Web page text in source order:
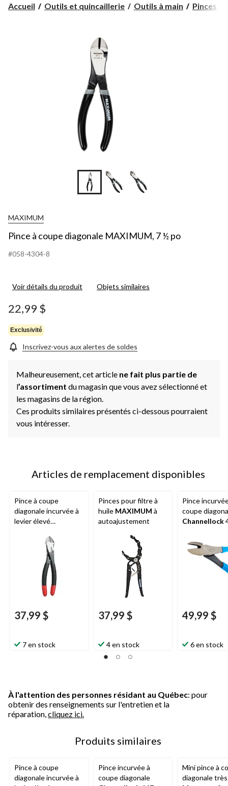
Accueil Outils et quincaillerie Outils à main Pinces
MAXIMUM
Pince à coupe diagonale MAXIMUM, 7 ½ po
#058-4304-8
Voir détails du produit Objets similaires
22,99 $
Exclusivité
Inscrivez-vous aux alertes de soldes
Malheureusement, cet article ne fait plus partie de
l’assortiment du magasin que vous avez sélectionné et
les magasins de la région.
Ces produits similaires présentés ci-dessous pourraient
vous intéresser.
Articles de remplacement disponibles
Pince à coupe
diagonale incurvée à
levier élevé
coupe de 26°,
embouts à code de
couleur, 7 po
37,99 $
7 en stock
Pinces pour filtre à
huile MAXIMUM à
autoajustement
37,99 $
4 en stock
Pince
coupe
Channellock
7,5 po
49,99 $
6 en stock
À l'attention des personnes résidant au Québec: pour
obtenir des renseignements sur l'entretien et la
réparation, cliquez ici.
Produits similaires
Pince à coupe
diagonale incurvée à
Pince incurvée à
coupe diagonale
Mini pince à
diagonale